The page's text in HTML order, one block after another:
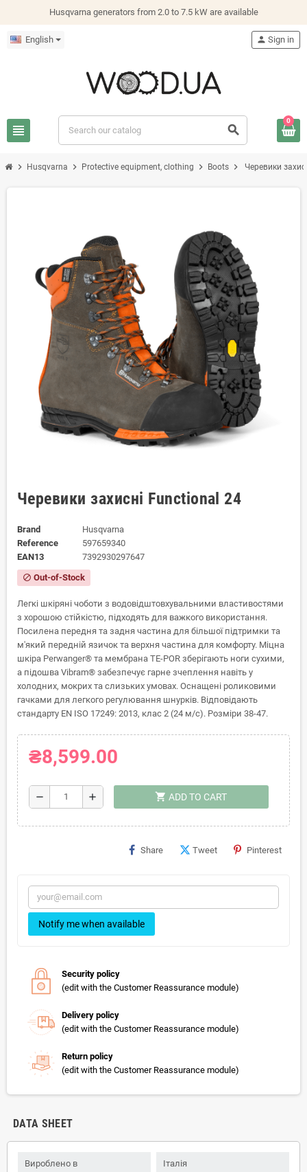
Husqvarna generators from 2.0 to 7.5 kW are available
English
view_headline search
person Sign in
0
chevron_right Husqvarna chevron_right Protective equipment, clothing chevron_right Boots chevron_right Черевики
Черевики захисні Functional 24
Brand
Husqvarna
Reference
597659340
EAN13
7392930297647
block Out-of-Stock
Легкі шкіряні чоботи з водовідштовхувальними властивостями
з хорошою стійкістю, підходять для важкого використання.
Посилена передня та задня частина для більшої підтримки та
м'який передній язичок та верхня частина для комфорту. Міцна
шкіра Perwanger® та мембрана TE-POR зберігають ноги сухими,
а підошва Vibram® забезпечує гарне зчеплення навіть у
холодних, мокрих та слизьких умовах. Оснащені роликовими
гачками для легкого регулювання шнурків. Відповідають
стандарту EN ISO 17249: 2013, клас 2 (24 м/с). Розміри 38-47.
₴8,599.00
remove add shopping_cart ADD TO CART
Share Tweet Pinterest
Notify me when available
Security policy
(edit with the Customer Reassurance module)
Delivery policy
(edit with the Customer Reassurance module)
Return policy
(edit with the Customer Reassurance module)
DATA SHEET
Вироблено в Італія